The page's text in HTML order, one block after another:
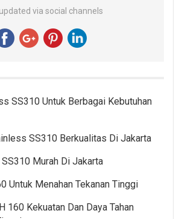
via social channels
SS310 Untuk Berbagai Kebutuhan
SS310 Berkualitas Di Jakarta
Murah Di Jakarta
Untuk Menahan Tekanan Tinggi
160 Kekuatan Dan Daya Tahan